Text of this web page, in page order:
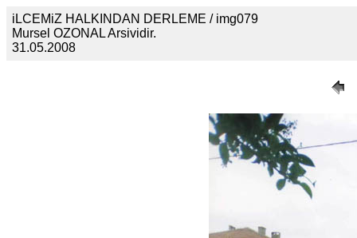
iLCEMiZ HALKINDAN DERLEME / img079
Mursel OZONAL Arsividir.
31.05.2008